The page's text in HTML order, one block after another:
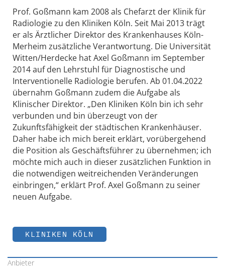
Prof. Goßmann kam 2008 als Chefarzt der Klinik für
Radiologie zu den Kliniken Köln. Seit Mai 2013 trägt
er als Ärztlicher Direktor des Krankenhauses Köln-
Merheim zusätzliche Verantwortung. Die Universität
Witten/Herdecke hat Axel Goßmann im September
2014 auf den Lehrstuhl für Diagnostische und
Interventionelle Radiologie berufen. Ab 01.04.2022
übernahm Goßmann zudem die Aufgabe als
Klinischer Direktor. „Den Kliniken Köln bin ich sehr
verbunden und bin überzeugt von der
Zukunftsfähigkeit der städtischen Krankenhäuser.
Daher habe ich mich bereit erklärt, vorübergehend
die Position als Geschäftsführer zu übernehmen; ich
möchte mich auch in dieser zusätzlichen Funktion in
die notwendigen weitreichenden Veränderungen
einbringen,“ erklärt Prof. Axel Goßmann zu seiner
neuen Aufgabe.
KLINIKEN KÖLN
Anbieter